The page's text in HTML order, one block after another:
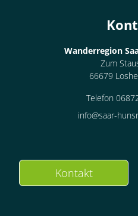
Wanderregion
Zum
66679
Telefon
info@saar-
Kontakt